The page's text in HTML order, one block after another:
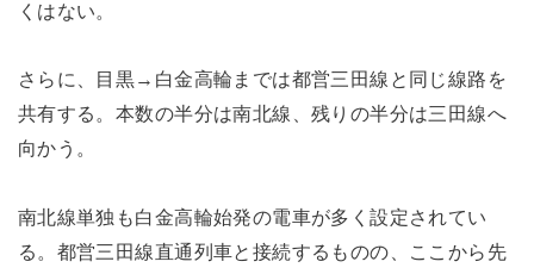
くはない。
さらに、目黒→白金高輪までは都営三田線と同じ線路を
共有する。本数の半分は南北線、残りの半分は三田線へ
向かう。
南北線単独も白金高輪始発の電車が多く設定されてい
る。都営三田線直通列車と接続するものの、ここから先